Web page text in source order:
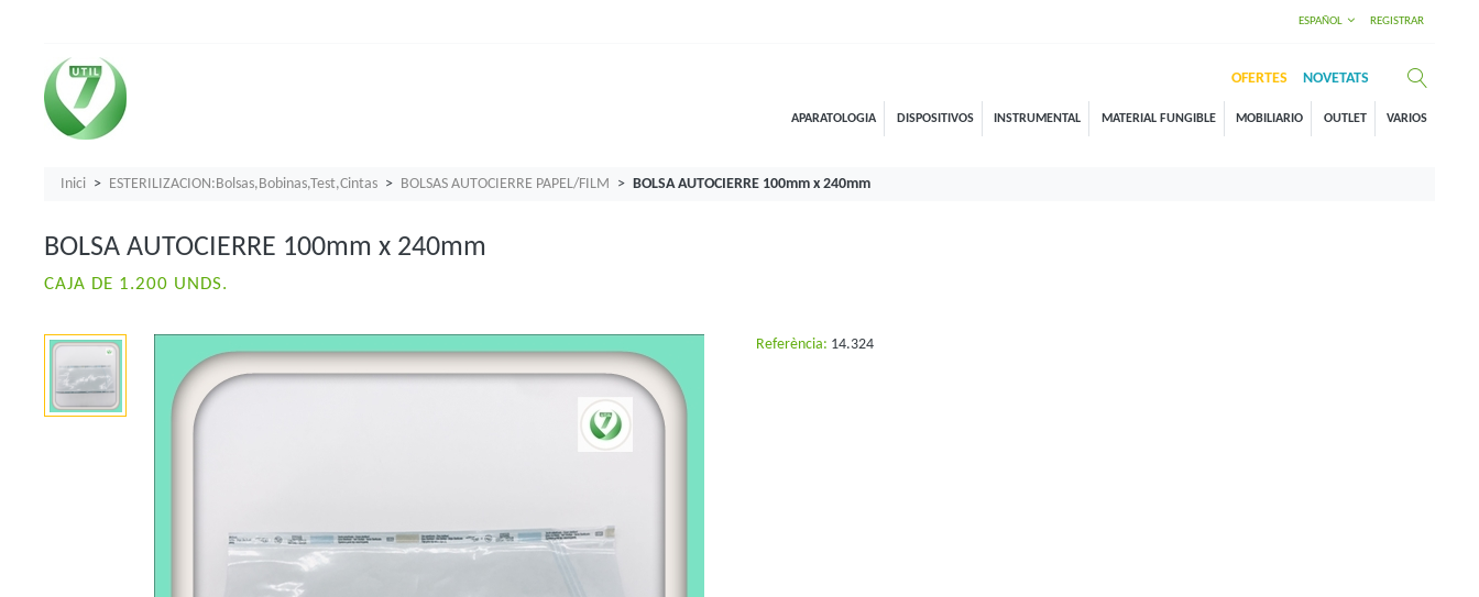
ESPAÑOL REGISTRAR
OFERTES NOVETATS
APARATOLOGIA DISPOSITIVOS INSTRUMENTAL MATERIAL FUNGIBLE MOBILIARIO OUTLET VARIOS
Inici ESTERILIZACION:Bolsas,Bobinas,Test,Cintas BOLSAS AUTOCIERRE PAPEL/FILM BOLSA AUTOCIERRE 100mm x 240mm
BOLSA AUTOCIERRE 100mm x 240mm
CAJA DE 1.200 UNDS.
Referència: 14.324